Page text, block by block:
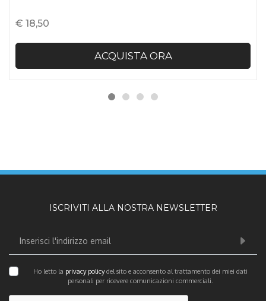
€ 18,50
ACQUISTA ORA
ISCRIVITI ALLA NOSTRA NEWSLETTER
Ho letto la privacy policydel sito e acconsento al trattamento dei miei dati
personali per ricevere comunicazioni commerciali.